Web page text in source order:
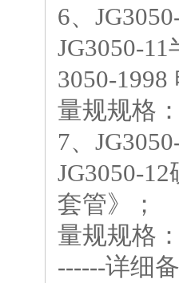
6、
JG3050-
3050-
量规规格
7、
JG3050-
套管》；
量规规格
------详细